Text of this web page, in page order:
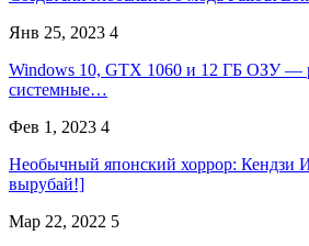
Янв 25, 2023 4
Windows 10, GTX 1060 и 12 ГБ ОЗУ —
системные…
Фев 1, 2023 4
Необычный японский хоррор: Кендзи
вырубай!]
Мар 22, 2022 5